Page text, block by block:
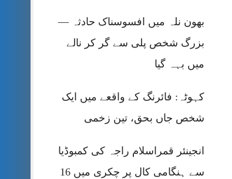
بھون نلہ میں افسوسناک حادثہ —
بزرگ شخص پلی سے گر کر نالے
میں بہہ گیا
کہوٹہ: فائرنگ کے واقعے میں ایک
شخص جاں بحق، تین زخمی
انجینئر قمراسلام راجہ کی کمبوڈیا
سے ہنگامی کال پر چکری میں 16